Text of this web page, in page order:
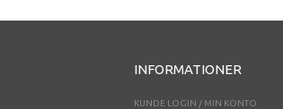
INFORMATIONER
KUNDE LOGIN / MIN KONTO